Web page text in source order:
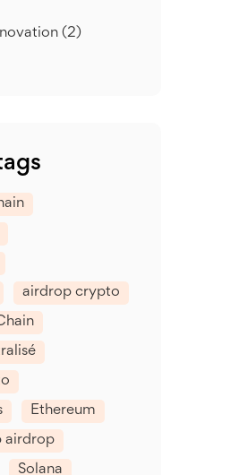
(2)
airdrop crypto
Ethereum
airdrop
Solana